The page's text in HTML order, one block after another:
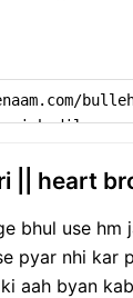
|| heart
bhul use hm
pyar nhi kar
aah byan